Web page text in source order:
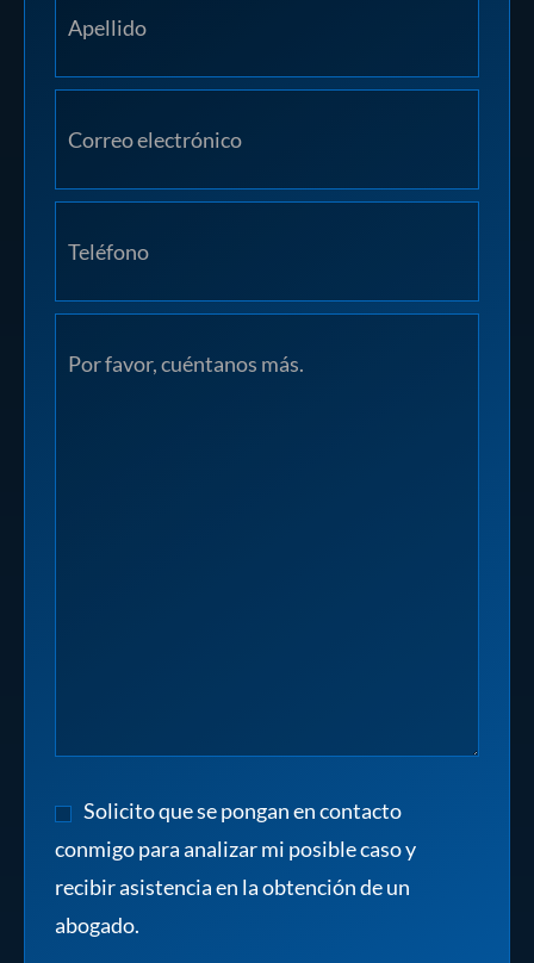
Solicito que se pongan en contacto
conmigo para analizar mi posible caso y
recibir asistencia en la obtención de un
abogado.